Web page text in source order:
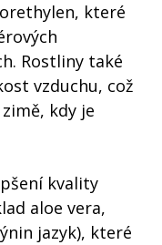
které
Rostliny také
vzduchu, což
kdy je
kvality
aloe vera,
jazyk), které